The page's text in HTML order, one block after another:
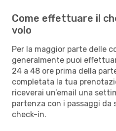
Come effettuare il
volo
Per la maggior parte delle
generalmente puoi
24 a 48 ore prima della
completata la tua
riceverai un’email una
partenza con i passaggi
check-in.